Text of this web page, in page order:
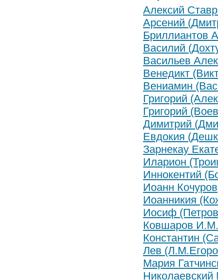
Алексий
Арсений
Бриллиантов
Василий
Васильев
Венедикт
Вениамин
Григорий
Григорий
Димитрий
Евдокия
Зарнекау
Иларион
Иннокентий
Иоанн
Иоанникия
Иосиф
Ковшаров И.М.
Константин
Лев
Мария